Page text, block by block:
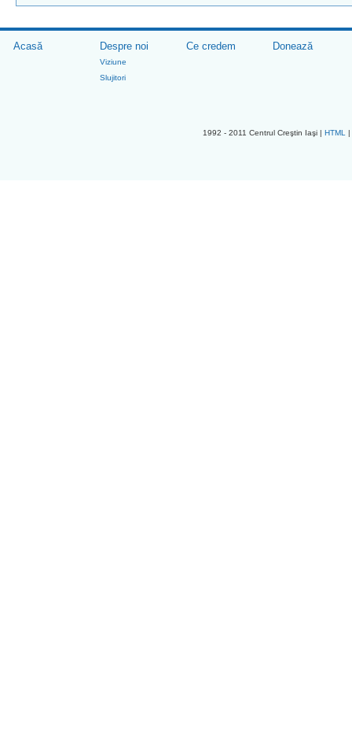
Acasă Despre noi
Viziune
Slujitori
Ce credem Donează
1992 - 2011 Centrul Creştin Iaşi |HTML